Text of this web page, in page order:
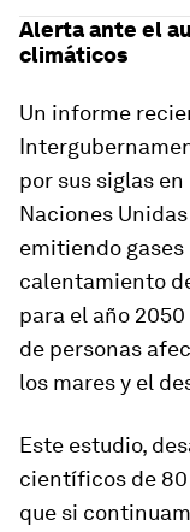
Alerta ante el
climáticos
Un informe
por sus siglas
Naciones
emitiendo
calentamiento
para el año
de personas
los mares y el
Este estudio,
científicos de
que si